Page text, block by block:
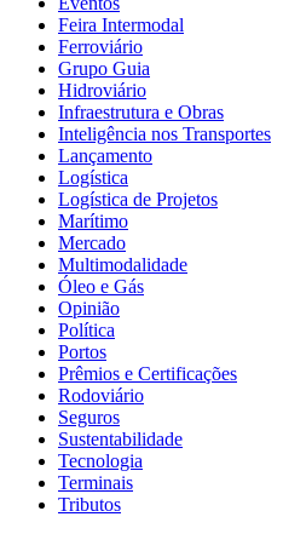
Feira Intermodal
Ferroviário
Grupo Guia
Hidroviário
Infraestrutura e Obras
Inteligência nos Transportes
Lançamento
Logística
Logística de Projetos
Marítimo
Mercado
Multimodalidade
Óleo e Gás
Opinião
Política
Portos
Prêmios e Certificações
Rodoviário
Seguros
Sustentabilidade
Tecnologia
Terminais
Tributos